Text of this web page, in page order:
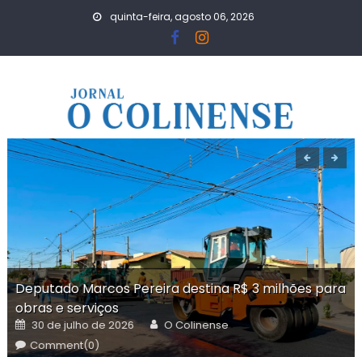
quinta-feira, agosto 06, 2026
Deputado Marcos Pereira destina R$ 3 milhões para
obras e serviços
Posted
on
30 de julho de 2026 Author
O Colinense
Comment(0)